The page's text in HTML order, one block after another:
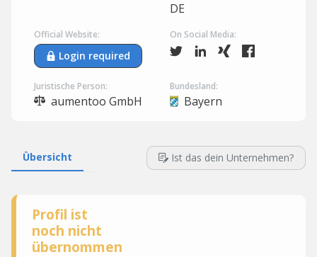
DE
Official Website:
Login required
On Social Media:
Juristische Person:
aumentoo GmbH
Bundesland:
Bayern
Übersicht Ist das dein Unternehmen?
Profil ist
noch nicht
übernommen